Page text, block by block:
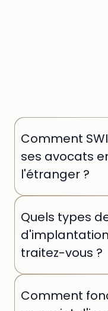
Comment
ses avocats
l'étranger ?
par nos équipes.
cabinet de premier
et ses références
comparables à
Quels types
traitez-vous ?
succursales, les
Comment